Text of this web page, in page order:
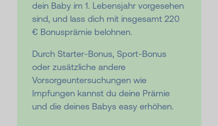
dein Baby im 1. Lebensjahr vorgesehen
sind, und lass dich mit insgesamt 220
€ Bonusprämie belohnen.
Durch Starter-Bonus, Sport-Bonus
oder zusätzliche andere
Vorsorgeuntersuchungen wie
Impfungen kannst du deine Prämie
und die deines Babys easy erhöhen.